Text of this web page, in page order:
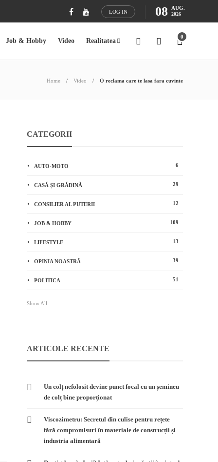
LOG IN 08 AUG.
2026
Job & Hobby Video Realitatea
0
Home Video O reclama care te lasa fara cuvinte
CATEGORII
AUTO-MOTO 6
CASĂ ȘI GRĂDINĂ 29
CONSILIER AL PUTERII 12
JOB & HOBBY 109
LIFESTYLE 13
OPINIA NOASTRĂ 39
POLITICA 51
Show All
ARTICOLE RECENTE
Un colț nefolosit devine punct focal cu un șemineu
de colț bine proporționat
Viscozimetru: Secretul din culise pentru rețete
fără compromisuri în materiale de construcții și
industria alimentară